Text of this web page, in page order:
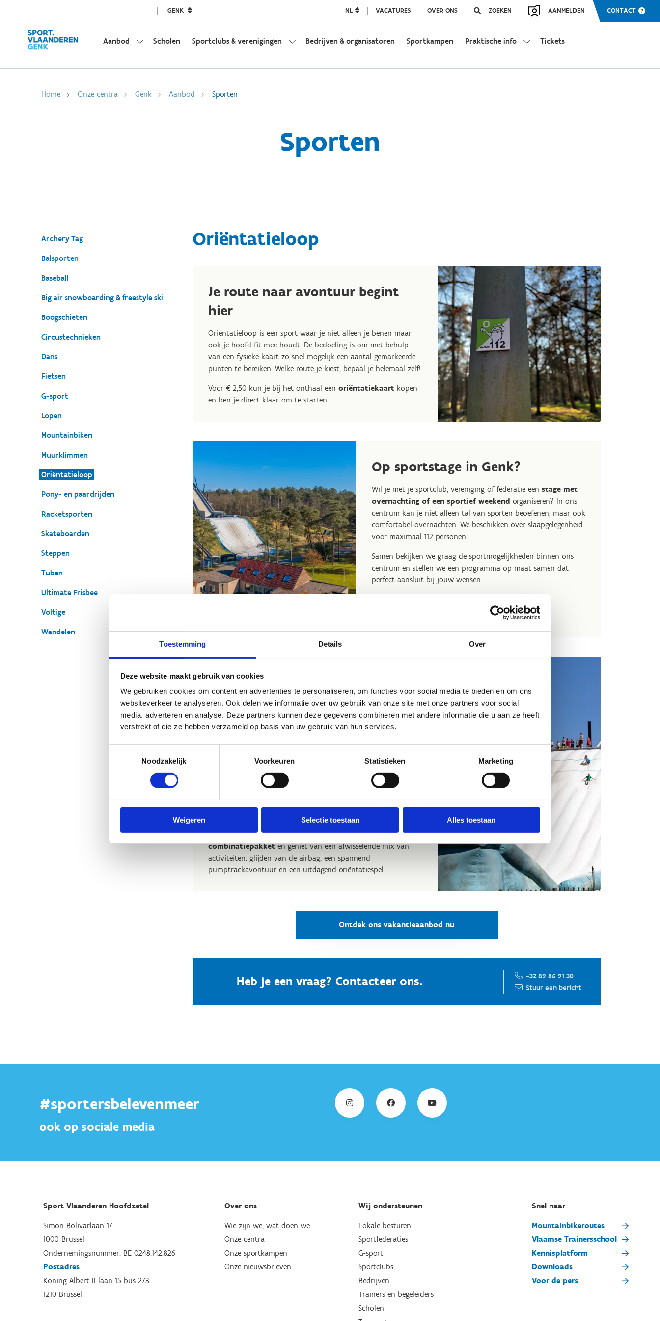
Toestemming Details Over
Deze website maakt gebruik van cookies
We gebruiken cookies om content en advertenties te personaliseren, om functies voor social media te bieden en om ons
websiteverkeer te analyseren. Ook delen we informatie over uw gebruik van onze site met onze partners voor social
media, adverteren en analyse. Deze partners kunnen deze gegevens combineren met andere informatie die u aan ze heeft
verstrekt of die ze hebben verzameld op basis van uw gebruik van hun services.
Noodzakelijk
Voorkeuren Statistieken Marketing
Weigeren Selectie toestaan Alles toestaan
GENK NL VACATURES OVER ONS ZOEKEN AANMELDEN CONTACT
Aanbod Scholen Sportclubs & verenigingen Bedrijven & organisatoren Sportkampen Praktische info Tickets
Home Onze centra Genk Aanbod Sporten
Sporten
Archery Tag
Balsporten
Baseball
Big air snowboarding & freestyle ski
Boogschieten
Circustechnieken
Dans
Fietsen
G-sport
Lopen
Mountainbiken
Muurklimmen
Oriëntatieloop
Pony- en paardrijden
Racketsporten
Skateboarden
Steppen
Tuben
Ultimate Frisbee
Voltige
Wandelen
Oriëntatieloop
Je route naar avontuur begint
hier
Oriëntatieloop is een sport waar je niet alleen je benen maar
ook je hoofd fit mee houdt. De bedoeling is om met behulp
van een fysieke kaart zo snel mogelijk een aantal gemarkeerde
punten te bereiken. Welke route je kiest, bepaal je helemaal zelf!
Voor € 2,50 kun je bij het onthaal een oriëntatiekaart kopen
en ben je direct klaar om te starten.
Op sportstage in Genk?
Wil je met je sportclub, vereniging of federatie een stage met
overnachting of een sportief weekend organiseren? In ons
centrum kan je niet alleen tal van sporten beoefenen, maar ook
comfortabel overnachten. We beschikken over slaapgelegenheid
voor maximaal 112 personen.
Samen bekijken we graag de sportmogelijkheden binnen ons
centrum en stellen we een programma op maat samen dat
perfect aansluit bij jouw wensen.
Vakantieaanbod voor groepen
Op zoek naaractie, avontuur en plezier tijdens de
vakantie? Kom samen met je hele familie, vrienden of
vriendinnen genieten van leuke activiteiten en maak
Kies uit 4 vakantieactiviteiten:
Glijden van de airbag
Pony knuffeltocht
Pumptrack avontuur
Tuben op onze tubingpiste
Kunnen jullie niet kiezen? Ga dan voorons
combinatiepakketen geniet van een afwisselende mix van
activiteiten: glijden van de airbag, een spannend
pumptrackavontuur en een uitdagend oriëntatiespel.
Ontdek ons vakantieaanbod nu
Heb je een vraag? Contacteer ons.
+32 89 86 91 30
Stuur een bericht
#sportersbelevenmeer
ook op sociale media
Sport Vlaanderen Hoofdzetel
Simon Bolivarlaan 17
1000 Brussel
Ondernemingsnummer: BE 0248.142.826
Postadres
Koning Albert II-laan 15 bus 273
1210 Brussel
Over ons
Wie zijn we, wat doen we
Onze centra
Onze sportkampen
Onze nieuwsbrieven
Wij ondersteunen
Lokale besturen
Sportfederaties
G-sport
Sportclubs
Bedrijven
Trainers en begeleiders
Scholen
Snel naar
Mountainbikeroutes
Vlaamse Trainersschool
Kennisplatform
Downloads
Voor de pers